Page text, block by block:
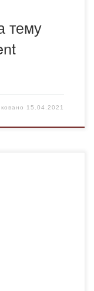
тему
15.04.2021